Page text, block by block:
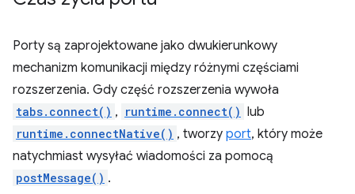
Porty są zaprojektowane jako dwukierunkowy
mechanizm komunikacji między różnymi częściami
rozszerzenia. Gdy część rozszerzenia wywoła
tabs.connect() , runtime.connect() lub
runtime.connectNative() , tworzy port, który może
natychmiast wysyłać wiadomości za pomocą
postMessage() .